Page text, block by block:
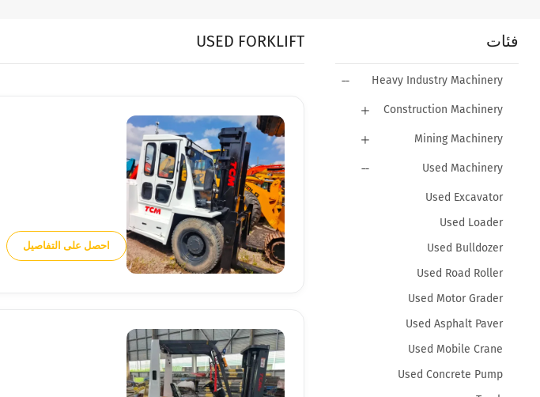
فئات
Heavy Industry Machinery
Construction Machinery
Mining Machinery
Used Machinery
Used Excavator
Used Loader
Used Bulldozer
Used Road Roller
Used Motor Grader
Used Asphalt Paver
Used Mobile Crane
Used Concrete Pump
USED FORKLIFT
احصل على التفاصيل